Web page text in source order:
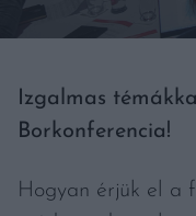
Izgalmas
Borkonferencia!
Hogyan érjük el a